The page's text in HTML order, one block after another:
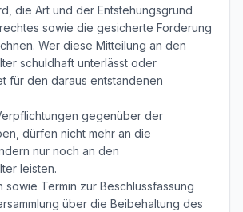
die Art und der Entstehungsgrund
sowie die gesicherte Forderung
Wer diese Mitteilung an den
schuldhaft unterlässt oder
für den daraus entstandenen
gegenüber der
dürfen nicht mehr an die
nur noch an den
leisten.
sowie Termin zur Beschlussfassung
über die Beibehaltung des